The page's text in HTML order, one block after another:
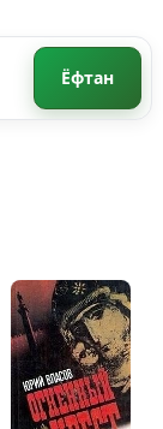
Ёфтан